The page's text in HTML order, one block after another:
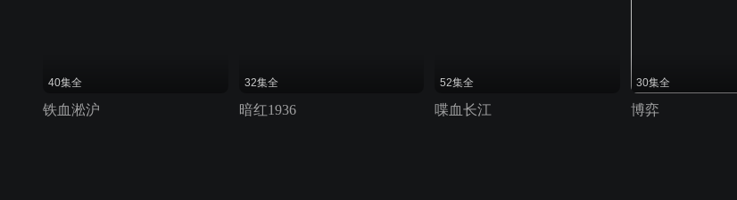
40集全
铁血淞沪
32集全
暗红1936
52集全
喋血长江
30集全
博弈